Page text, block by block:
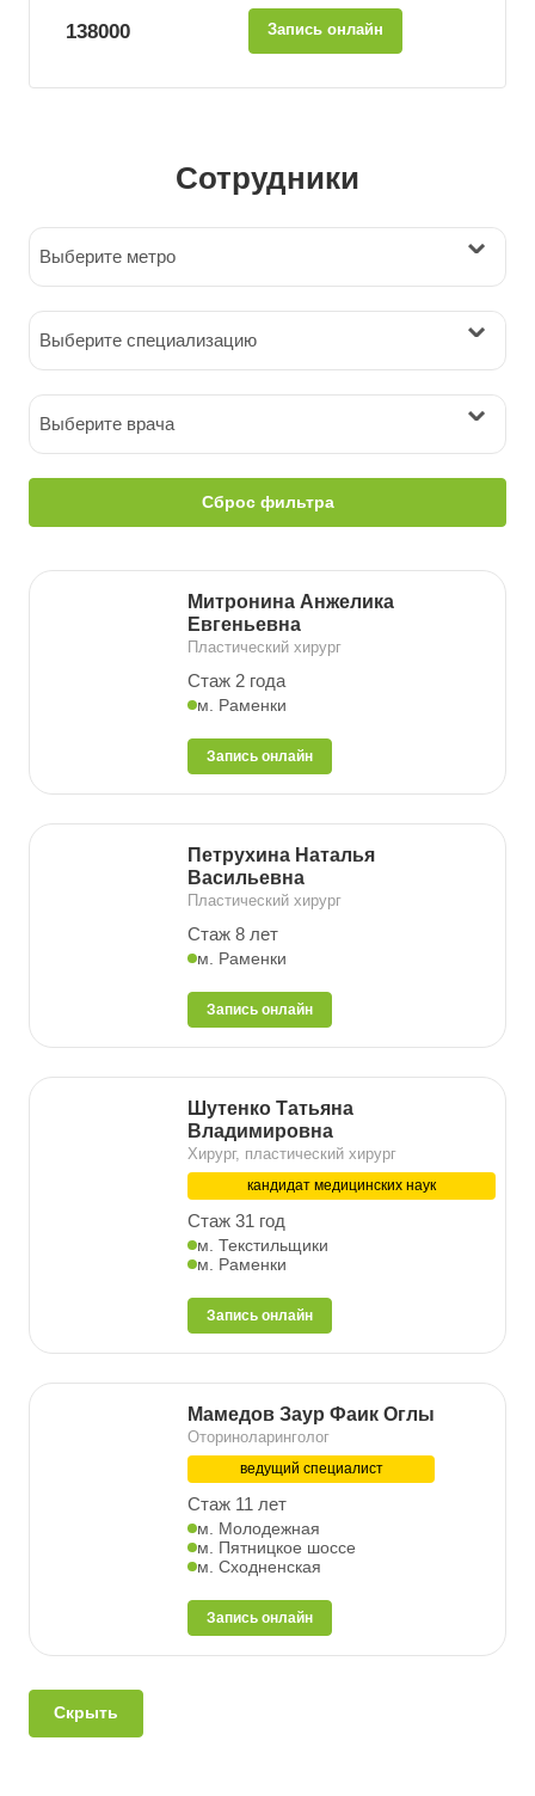
138000 Запись онлайн
Сотрудники
Выберите метро
Выберите специализацию
Выберите врача
Сброс фильтра
Митронина Анжелика
Евгеньевна
Пластический хирург
Стаж 2 года
м. Раменки
Запись онлайн
Петрухина Наталья
Васильевна
Пластический хирург
Стаж 8 лет
м. Раменки
Запись онлайн
Шутенко Татьяна
Владимировна
Хирург, пластический хирург
кандидат медицинских наук
Стаж 31 год
м. Текстильщики
м. Раменки
Запись онлайн
Мамедов Заур Фаик Оглы
Оториноларинголог
ведущий специалист
Стаж 11 лет
м. Молодежная
м. Пятницкое шоссе
м. Сходненская
Запись онлайн
Скрыть